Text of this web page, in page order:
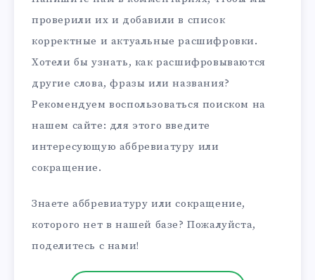
проверили их и добавили в список
корректные и актуальные расшифровки.
Хотели бы узнать, как расшифровываются
другие слова, фразы или названия?
Рекомендуем воспользоваться поиском на
нашем сайте: для этого введите
интересующую аббревиатуру или
сокращение.
Знаете аббревиатуру или сокращение,
которого нет в нашей базе? Пожалуйста,
поделитесь с нами!